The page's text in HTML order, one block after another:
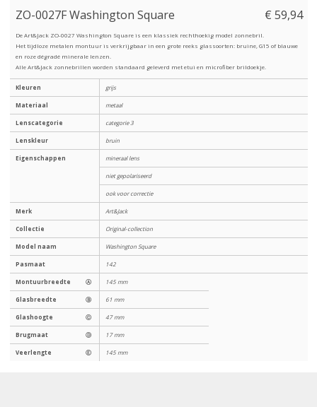
ZO-0027F Washington Square € 59,94
De Art&Jack ZO-0027 Washington Square is een klassiek rechthoekig model zonnebril.
Het tijdloze metalen montuur is verkrijgbaar in een grote reeks glassoorten: bruine, G15 of blauwe
en roze dégradé minerale lenzen.
Alle Art&Jack zonnebrillen worden standaard geleverd met etui en microfiber brildoekje.
Kleuren grijs
Materiaal metaal
Lenscategorie categorie 3
Lenskleur bruin
Eigenschappen mineraal lens
niet gepolariseerd
ook voor correctie
Merk Art&Jack
Collectie Original-collection
Model naam Washington Square
Pasmaat 142
Montuurbreedte Ⓐ 145 mm
Glasbreedte Ⓑ 61 mm
Glashoogte Ⓒ 47 mm
Brugmaat Ⓓ 17 mm
Veerlengte Ⓔ 145 mm